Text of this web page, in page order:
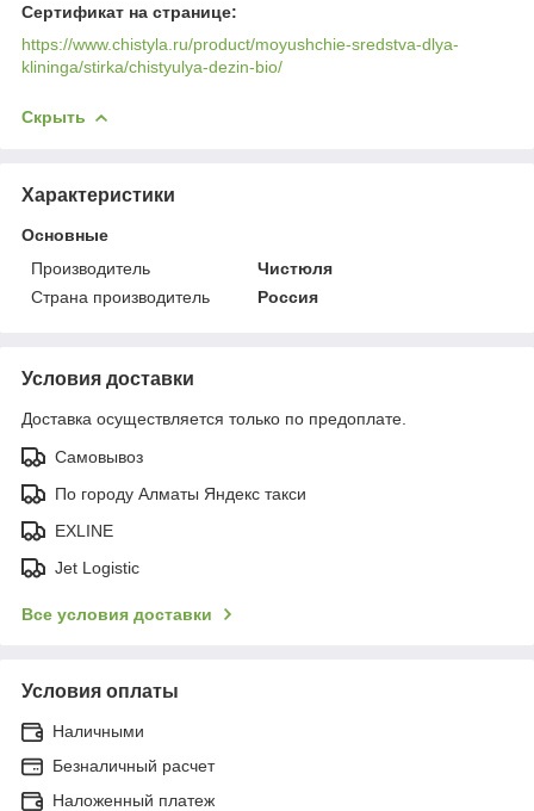
Сертификат на странице:
https://www.chistyla.ru/product/moyushchie-sredstva-dlya-
klininga/stirka/chistyulya-dezin-bio/
Скрыть
Характеристики
Основные
Производитель
Чистюля
Страна производитель
Россия
Условия доставки
Доставка осуществляется только по предоплате.
Самовывоз
По городу Алматы Яндекс такси
EXLINE
Jet Logistic
Все условия доставки
Условия оплаты
Наличными
Безналичный расчет
Наложенный платеж